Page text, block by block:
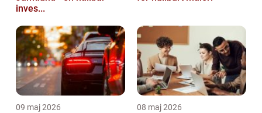
inves...
09 maj 2026 08 maj 2026